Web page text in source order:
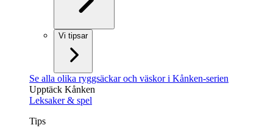
Vi tipsar
Se alla olika ryggsäckar och väskor i Kånken-serien
Upptäck Kånken
Leksaker & spel
Tips